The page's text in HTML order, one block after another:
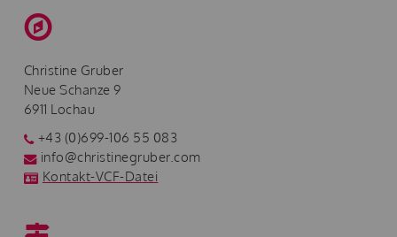
Christine Gruber
Neue Schanze 9
6911 Lochau
+43 (0)699-106 55 083
info@christinegruber.com
Kontakt-VCF-Datei